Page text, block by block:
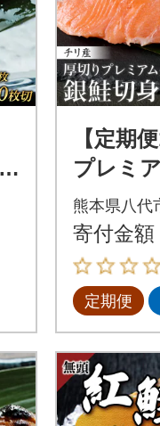
【定期
プレミ
銀鮭 切身 (甘塩)
257-
熊本県八代
寄付金額
定期便